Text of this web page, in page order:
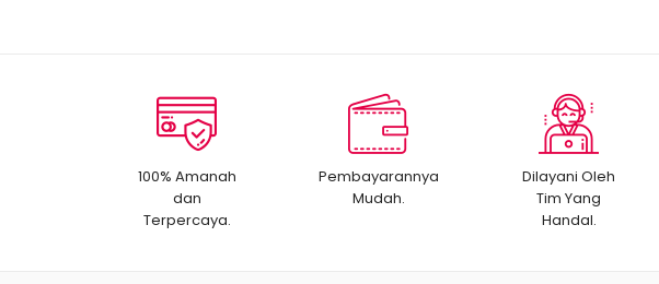
100% Amanah
dan
Terpercaya.
Pembayarannya
Mudah.
Dilayani Oleh
Tim Yang
Handal.